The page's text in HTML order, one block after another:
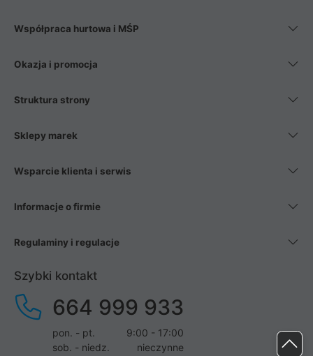
Współpraca hurtowa i MŚP
Okazja i promocja
Struktura strony
Sklepy marek
Wsparcie klienta i serwis
Informacje o firmie
Regulaminy i regulacje
Szybki kontakt
664 999 933
pon. - pt.
9:00 - 17:00
sob. - niedz.
nieczynne